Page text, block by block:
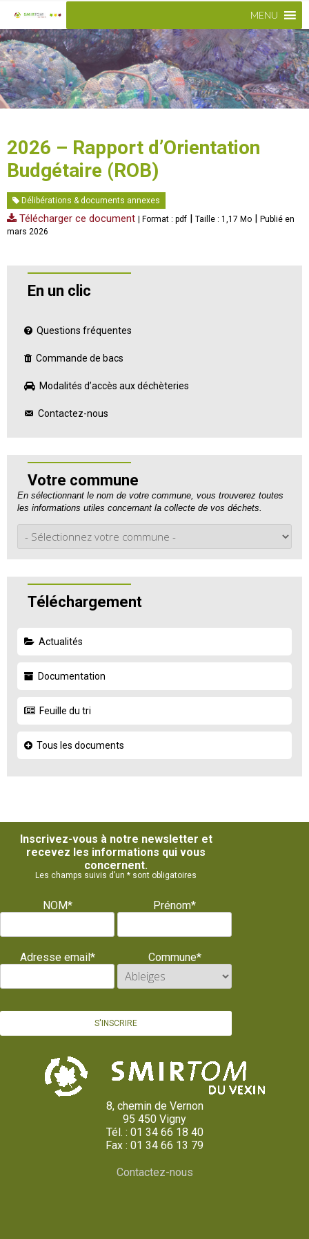
MENU
2026 – Rapport d’Orientation
Budgétaire (ROB)
Délibérations & documents annexes
Télécharger ce document | Format : pdf | Taille : 1,17 Mo | Publié en
mars 2026
En un clic
Questions fréquentes
Commande de bacs
Modalités d’accès aux déchèteries
Contactez-nous
Votre commune
En sélectionnant le nom de votre commune, vous trouverez toutes
les informations utiles concernant la collecte de vos déchets.
Téléchargement
Actualités
Documentation
Feuille du tri
Tous les documents
Inscrivez-vous à notre newsletter et
recevez les informations qui vous
concernent.
Les champs suivis d’un * sont obligatoires
NOM* Prénom*
Adresse email* Commune*
8, chemin de Vernon
95 450 Vigny
Tél. : 01 34 66 18 40
Fax : 01 34 66 13 79
Contactez-nous